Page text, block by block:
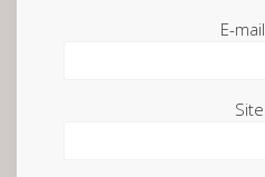
E-mail
Site